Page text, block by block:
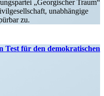
„Georgi­scher Traum“
unabhängige
zu.
Test für den demokra­ti­schen